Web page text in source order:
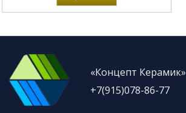
«Концепт Керамик»
+7(915)078-86-77